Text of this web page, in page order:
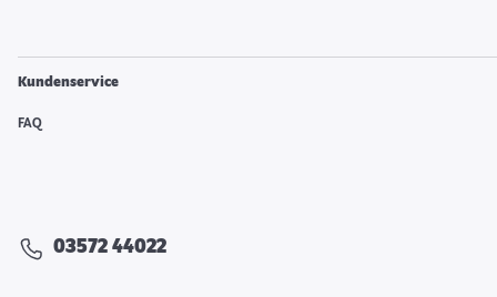
Kundenservice
FAQ
03572 44022